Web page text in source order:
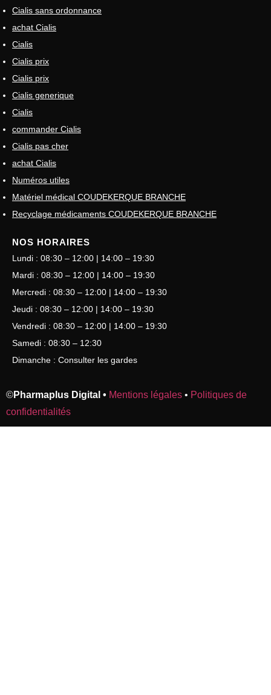
Cialis sans ordonnance
achat Cialis
Cialis
Cialis prix
Cialis prix
Cialis generique
Cialis
commander Cialis
Cialis pas cher
achat Cialis
Numéros utiles
Matériel médical COUDEKERQUE BRANCHE
Recyclage médicaments COUDEKERQUE BRANCHE
NOS HORAIRES
Lundi : 08:30 – 12:00 | 14:00 – 19:30
Mardi : 08:30 – 12:00 | 14:00 – 19:30
Mercredi : 08:30 – 12:00 | 14:00 – 19:30
Jeudi : 08:30 – 12:00 | 14:00 – 19:30
Vendredi : 08:30 – 12:00 | 14:00 – 19:30
Samedi : 08:30 – 12:30
Dimanche : Consulter les gardes
©Pharmaplus Digital • Mentions légales • Politiques de
confidentialités